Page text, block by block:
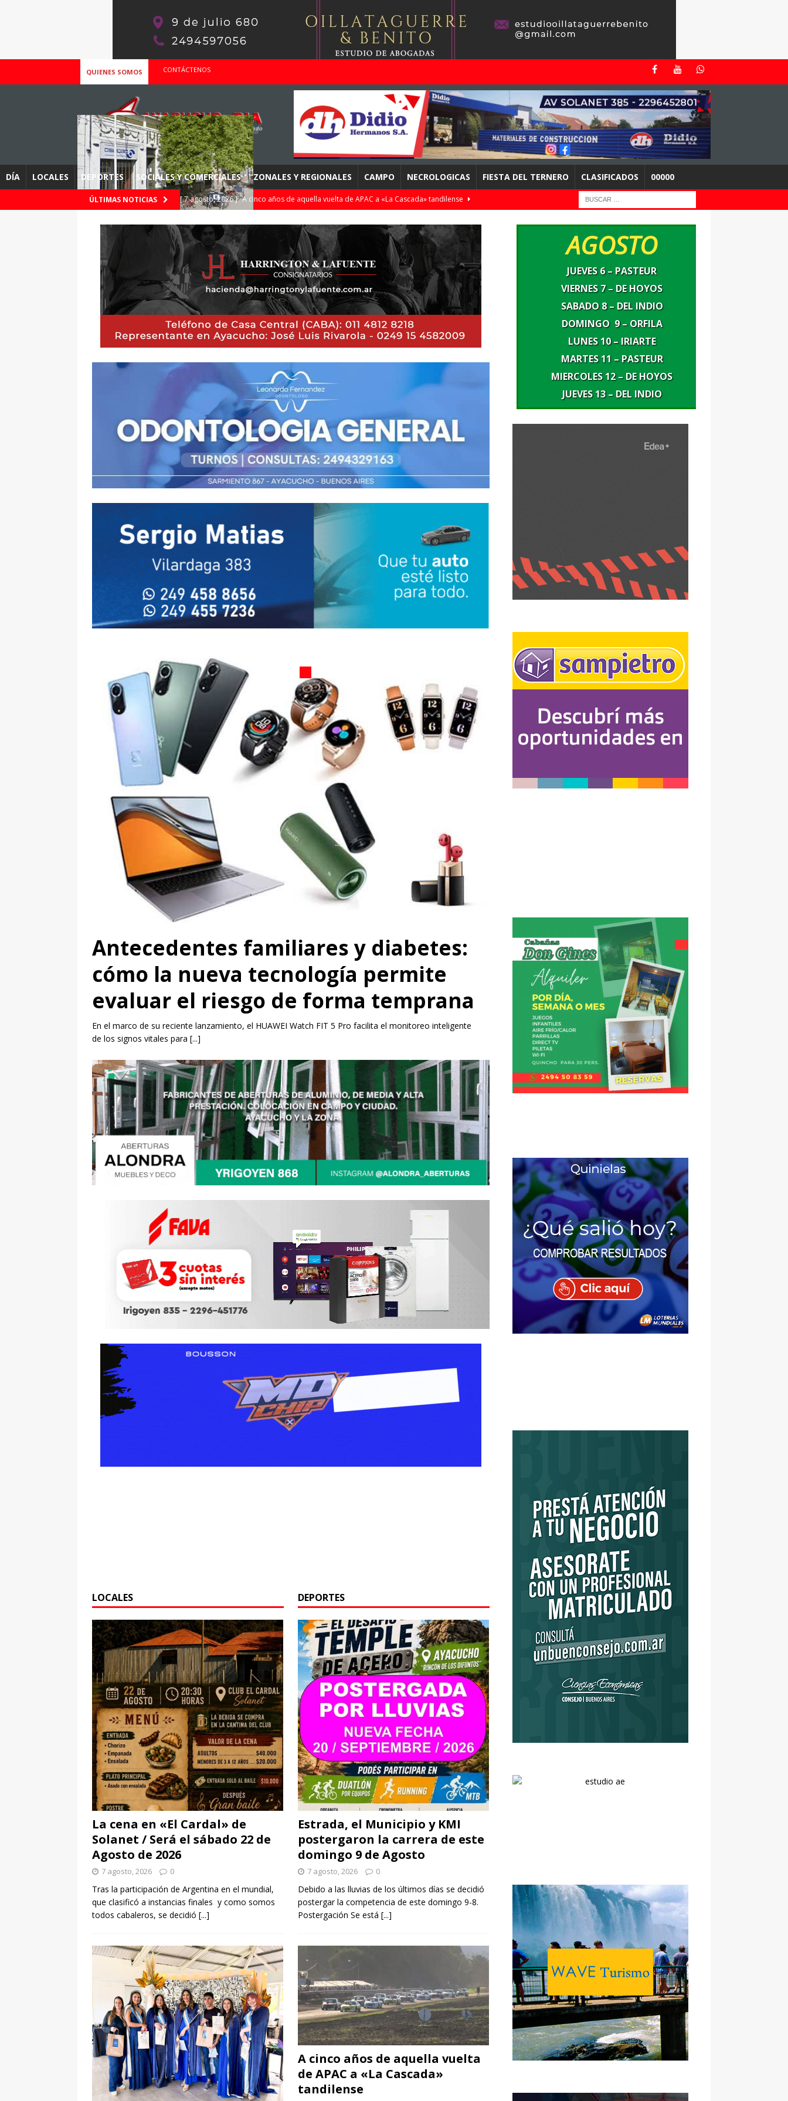
QUIENES SOMOS CONTÁCTENOS
DÍA LOCALES DEPORTES SOCIALES Y COMERCIALES ZONALES Y REGIONALES CAMPO NECROLOGICAS FIESTA DEL TERNERO CLASIFICADOS 00000
ÚLTIMAS NOTICIAS [ 7 agosto, 2026 ] Antecedentes familiares y diabetes: cómo la nueva tecnología permite
[ 7 agosto, 2026 ]
17ma fecha de la URD – Este domingo con transmisión de La 95.3,
Atlético vs Sarmiento
DEPORTES
[ 7 agosto, 2026 ]
Estrada, el Municipio y KMI postergaron la carrera de este domingo 9
de Agosto
DEPORTES
[ 7 agosto, 2026 ]
Roque Pérez – Carlos Beguerie celebra 114 años con una gran fiesta
popular
ZONALES Y REGIONALES
y diabetes:
permite
temprana
FIT 5 Pro facilita el monitoreo inteligente
17ma fecha de la URD – Este
domingo con transmisión de La 95.3,
Atlético vs Sarmiento
SE VIENE UNA NUEVA FECHA Esperando que el clima mejore y acompañe a las actividades
deportivas que se practican al
La cena en «El
LOCALES
La cena en «El Cardal» de
Solanet / Será el sábado 22 de
Agosto de 2026
7 agosto, 2026 0
Tras la participación de Argentina en el mundial,
que clasificó a instancias finales y como somos
todos cabaleros, se decidió [...]
DEPORTES
Estrada, el Municipio y KMI
postergaron la carrera de este
domingo 9 de Agosto
7 agosto, 2026 0
Debido a las lluvias de los últimos días se decidió
postergar la competencia de este domingo 9-8.
Postergación Se está [...]
A cinco años de aquella vuelta
de APAC a «La Cascada»
tandilense
AGOSTO
JUEVES 6 – PASTEUR
VIERNES 7 – DE HOYOS
SABADO 8 – DEL INDIO
DOMINGO9 – ORFILA
LUNES 10 –IRIARTE
MARTES 11 – PASTEUR
MIERCOLES 12 – DE HOYOS
JUEVES 13 – DEL INDIO